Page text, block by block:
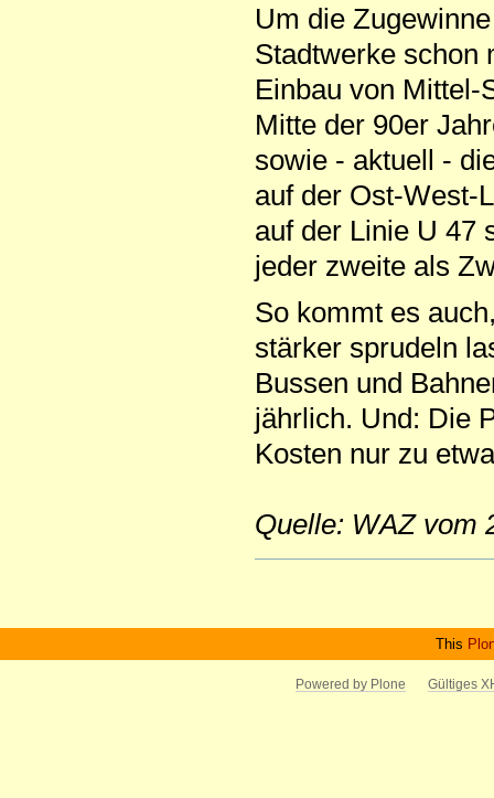
Um die
Stadtwerke schon
Einbau von Mittel-
Mitte der 90er
sowie - aktuell -
auf der Ost-West-
auf der Linie U 47
jeder zweite als
So kommt es
stärker sprudeln
Bussen und
jährlich. Und: Die
Kosten nur zu
Quelle: WAZ vom
This
Powered by Plone Gültiges